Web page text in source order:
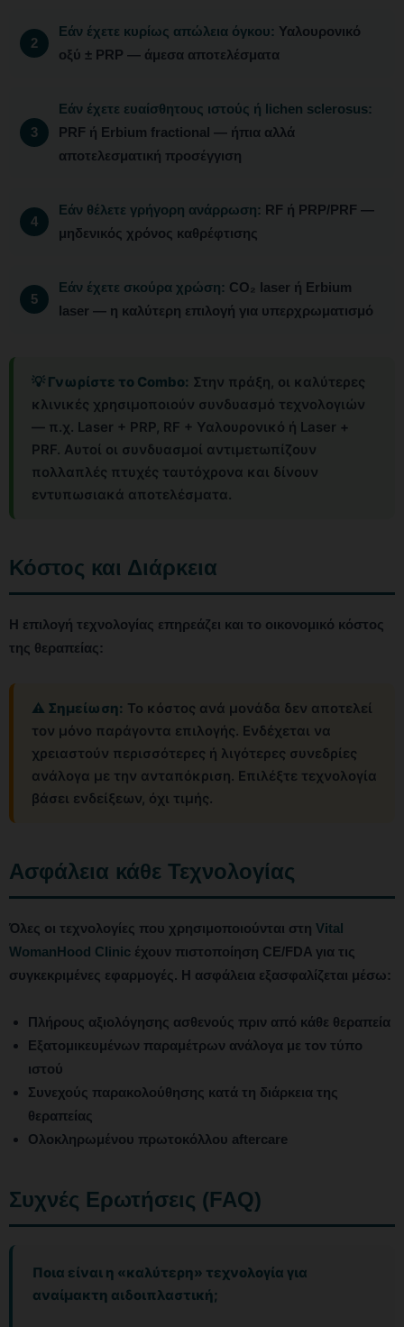
Εάν έχετε κυρίως απώλεια όγκου: Υαλουρονικό
οξύ ± PRP — άμεσα αποτελέσματα
Εάν έχετε ευαίσθητους ιστούς ή lichen sclerosus:
PRF ή Erbium fractional — ήπια αλλά
αποτελεσματική προσέγγιση
Εάν θέλετε γρήγορη ανάρρωση: RF ή PRP/PRF —
μηδενικός χρόνος καθρέφτισης
Εάν έχετε σκούρα χρώση: CO₂ laser ή Erbium
laser — η καλύτερη επιλογή για υπερχρωματισμό
💡 Γνωρίστε το Combo: Στην πράξη, οι καλύτερες
κλινικές χρησιμοποιούν συνδυασμό τεχνολογιών
— π.χ. Laser + PRP, RF + Υαλουρονικό ή Laser +
PRF. Αυτοί οι συνδυασμοί αντιμετωπίζουν
πολλαπλές πτυχές ταυτόχρονα και δίνουν
εντυπωσιακά αποτελέσματα.
Κόστος και Διάρκεια
Η επιλογή τεχνολογίας επηρεάζει και το οικονομικό κόστος
της θεραπείας:
⚠️ Σημείωση: Το κόστος ανά μονάδα δεν αποτελεί
τον μόνο παράγοντα επιλογής. Ενδέχεται να
χρειαστούν περισσότερες ή λιγότερες συνεδρίες
ανάλογα με την ανταπόκριση. Επιλέξτε τεχνολογία
βάσει ενδείξεων, όχι τιμής.
Ασφάλεια κάθε Τεχνολογίας
Όλες οι τεχνολογίες που χρησιμοποιούνται στη Vital
WomanHood Clinic έχουν πιστοποίηση CE/FDA για τις
συγκεκριμένες εφαρμογές. Η ασφάλεια εξασφαλίζεται μέσω:
Πλήρους αξιολόγησης ασθενούς πριν από κάθε θεραπεία
Εξατομικευμένων παραμέτρων ανάλογα με τον τύπο
ιστού
Συνεχούς παρακολούθησης κατά τη διάρκεια της
θεραπείας
Ολοκληρωμένου πρωτοκόλλου aftercare
Συχνές Ερωτήσεις (FAQ)
Ποια είναι η «καλύτερη» τεχνολογία για
αναίμακτη αιδοιπλαστική;